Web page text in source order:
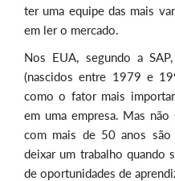
ter uma equipe das mais
em ler o mercado.
Nos EUA, segundo a
(nascidos entre 1979 e
como o fator mais
em uma empresa. Mas
com mais de 50 anos
deixar um trabalho quando
de oportunidades de